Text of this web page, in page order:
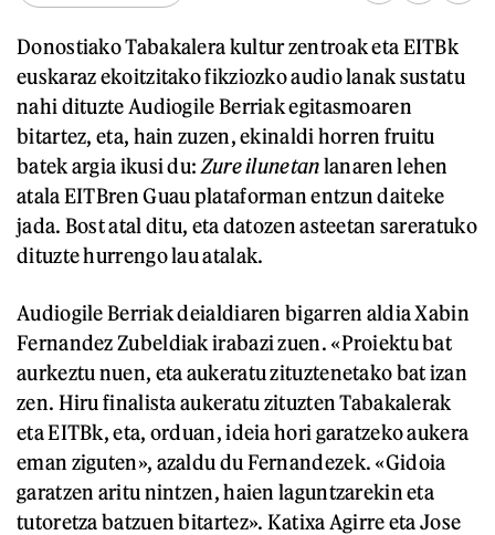
Donostiako Tabakalera kultur zentroak eta EITBk
euskaraz ekoitzitako fikziozko audio lanak sustatu
nahi dituzte Audiogile Berriak egitasmoaren
bitartez, eta, hain zuzen, ekinaldi horren fruitu
batek argia ikusi du: Zure ilunetanlanaren lehen
atala EITBren Guau plataforman entzun daiteke
jada. Bost atal ditu, eta datozen asteetan sareratuko
dituzte hurrengo lau atalak.
Audiogile Berriak deialdiaren bigarren aldia Xabin
Fernandez Zubeldiak irabazi zuen. «Proiektu bat
aurkeztu nuen, eta aukeratu zituztenetako bat izan
zen. Hiru finalista aukeratu zituzten Tabakalerak
eta EITBk, eta, orduan, ideia hori garatzeko aukera
eman ziguten», azaldu du Fernandezek. «Gidoia
garatzen aritu nintzen, haien laguntzarekin eta
tutoretza batzuen bitartez». Katixa Agirre eta Jose